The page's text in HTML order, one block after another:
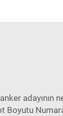
adayının
Boyutu